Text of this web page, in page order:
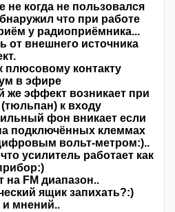
не когда не пользовался
что при работе
у радиоприёмника...
от внешнего источника
плюсовому контакту
в эфире
же эффект возникает при
к входу
фон вникает если
подключённых клеммах
вольт-метром:)..
усилитель работает как
на FM диапазон..
ящик запихать?:)
и мнений..